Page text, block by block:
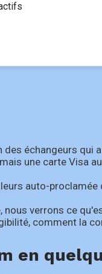
des échangeurs qui
une carte Visa
auto-
nous verrons ce
comment la
en